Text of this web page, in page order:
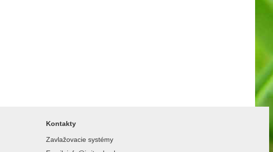
Kontakty
Zavlažovacie systémy